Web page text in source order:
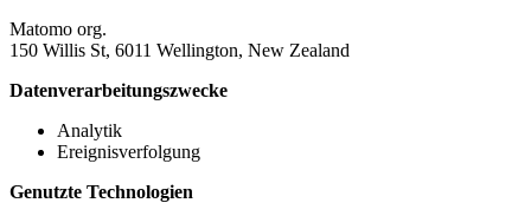
Matomo org.
150 Willis St, 6011 Wellington, New Zealand
Datenverarbeitungszwecke
Analytik
Ereignisverfolgung
Genutzte Technologien